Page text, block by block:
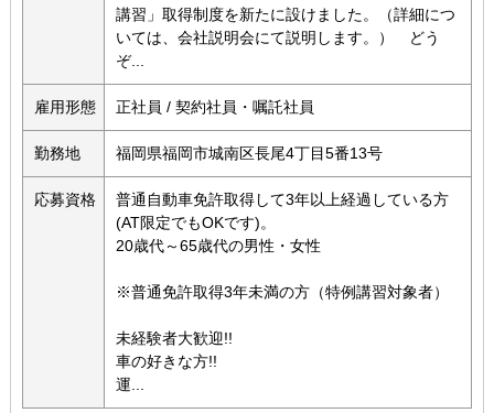
講習」取得制度を新たに設けました。（詳細につ
いては、会社説明会にて説明します。） どう
ぞ...
雇用形態 正社員 / 契約社員・嘱託社員
勤務地 福岡県福岡市城南区長尾4丁目5番13号
応募資格
普通自動車免許取得して3年以上経過している方
(AT限定でもOKです)。
20歳代～65歳代の男性・女性
※普通免許取得3年未満の方（特例講習対象者）
未経験者大歓迎!!
車の好きな方!!
運...